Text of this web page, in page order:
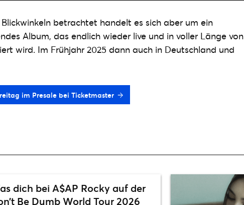
betrachtet handelt es sich aber um ein
Album, das endlich wieder live und in voller Länge von
wird. Im Frühjahr 2025 dann auch in Deutschland und
im Presale bei Ticketmaster
dich bei A$AP Rocky auf der
Be Dumb World Tour 2026